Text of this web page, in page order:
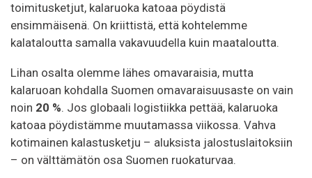
toimitusketjut, kalaruoka katoaa pöydistä
ensimmäisenä. On kriittistä, että kohtelemme
kalataloutta samalla vakavuudella kuin maataloutta.
Lihan osalta olemme lähes omavaraisia, mutta
kalaruoan kohdalla Suomen omavaraisuusaste on vain
noin 20 %. Jos globaali logistiikka pettää, kalaruoka
katoaa pöydistämme muutamassa viikossa. Vahva
kotimainen kalastusketju – aluksista jalostuslaitoksiin
– on välttämätön osa Suomen ruokaturvaa.